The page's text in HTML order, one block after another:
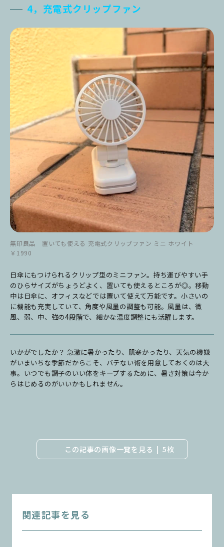
4，充電式クリップファン
無印良品 置いても使える 充電式クリップファン ミニ ホワイト
￥1990
日傘にもつけられるクリップ型のミニファン。持ち運びやすい手
のひらサイズがちょうどよく、置いても使えるところが◎。移動
中は日傘に、オフィスなどでは置いて使えて万能です。小さいの
に機能も充実していて、角度や風量の調整も可能。風量は、微
風、弱、中、強の4段階で、細かな温度調整にも活躍します。
いかがでしたか？ 急激に暑かったり、肌寒かったり、天気の機嫌
がいまいちな季節だからこそ、バテない術を用意しておくのは大
事。いつでも調子のいい体をキープするために、暑さ対策は今か
らはじめるのがいいかもしれません。
この記事の画像一覧を見る 5枚
関連記事を見る